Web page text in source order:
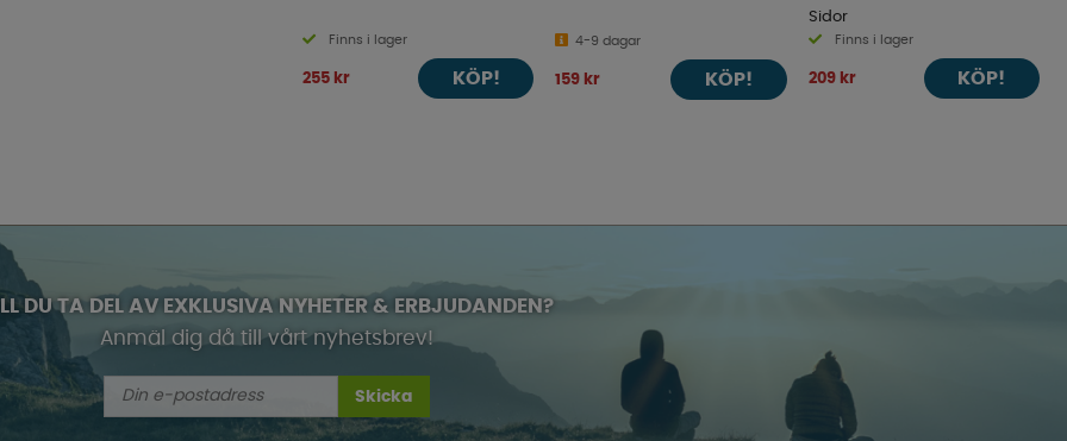
Finns i lager
255 kr KÖP!
4-9 dagar
159 kr KÖP!
Sidor
Finns i lager
209 kr KÖP!
DU TA DEL AV EXKLUSIVA NYHETER & ERBJUDANDEN?
Anmäl dig då till vårt nyhetsbrev!
Skicka